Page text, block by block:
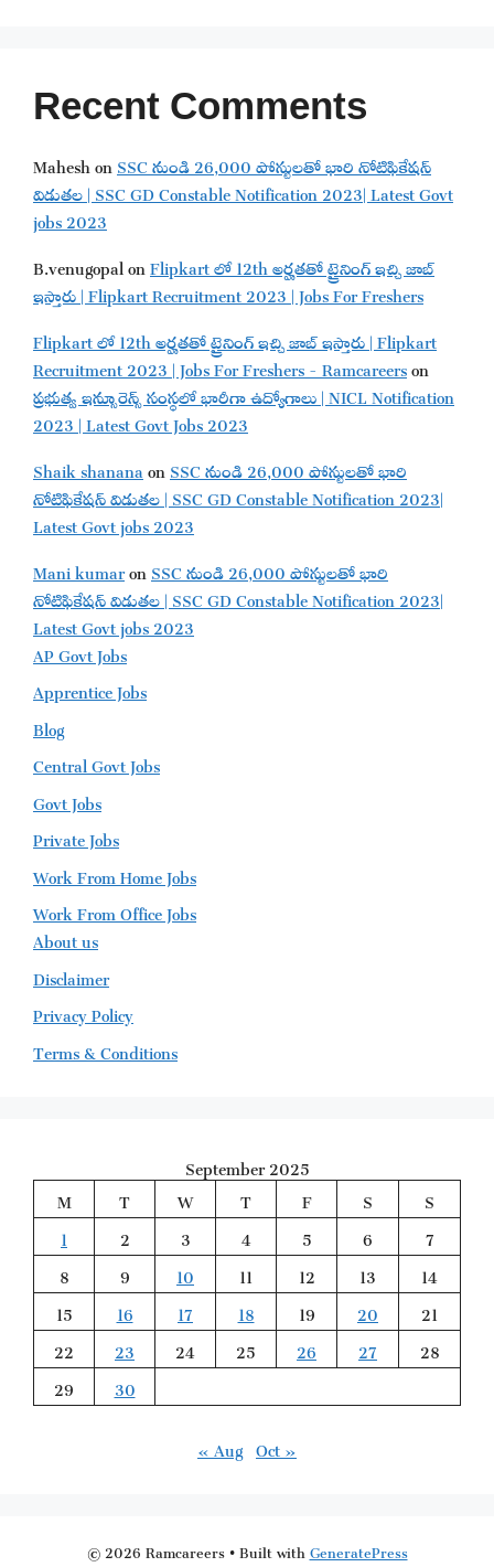
Recent Comments
MaheshonSSC నుండి 26,000 పోస్టులతో భారి నోటిఫికేషన్
విడుతల | SSC GD Constable Notification 2023| Latest Govt
jobs 2023
B.venugopalonFlipkart లో 12th అర్హతతో ట్రైనింగ్ ఇచ్చి జాబ్
ఇస్తారు | Flipkart Recruitment 2023 | Jobs For Freshers
Flipkart లో 12th అర్హతతో ట్రైనింగ్ ఇచ్చి జాబ్ ఇస్తారు | Flipkart
Recruitment 2023 | Jobs For Freshers - Ramcareerson
ప్రభుత్వ ఇన్సూరెన్స్ సంస్థలో భారీగా ఉద్యోగాలు | NICL Notification
2023 | Latest Govt Jobs 2023
Shaik shananaonSSC నుండి 26,000 పోస్టులతో భారి
నోటిఫికేషన్ విడుతల | SSC GD Constable Notification 2023|
Latest Govt jobs 2023
Mani kumaronSSC నుండి 26,000 పోస్టులతో భారి
నోటిఫికేషన్ విడుతల | SSC GD Constable Notification 2023|
Latest Govt jobs 2023
AP Govt Jobs
Apprentice Jobs
Blog
Central Govt Jobs
Govt Jobs
Private Jobs
Work From Home Jobs
Work From Office Jobs
About us
Disclaimer
Privacy Policy
Terms & Conditions
September 2025
M
T W T F S
S
1
2 3 4 5 6
7
8
9 10 11 12 13
14
15
16 17 18 19 20
21
22
23 24 25 26 27
28
29
30
« Aug Oct »
© 2026 Ramcareers• Built withGeneratePress